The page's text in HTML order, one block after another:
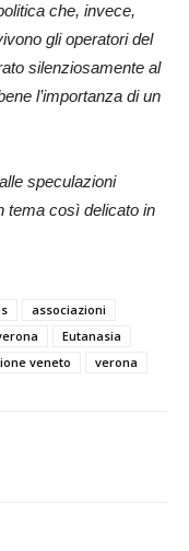
che, invece,
gli operatori del
silenziosamente al
l’importanza di un
speculazioni
tema così delicato in
associazioni
Eutanasia
veneto verona